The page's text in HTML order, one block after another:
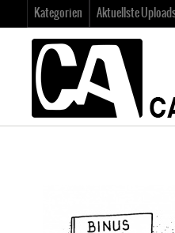
Kategorien Aktuellste